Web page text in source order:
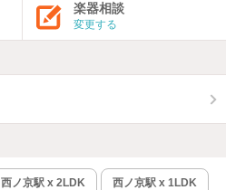
楽器相談
変更する
西ノ京駅 x 2LDK 西ノ京駅 x 1LDK